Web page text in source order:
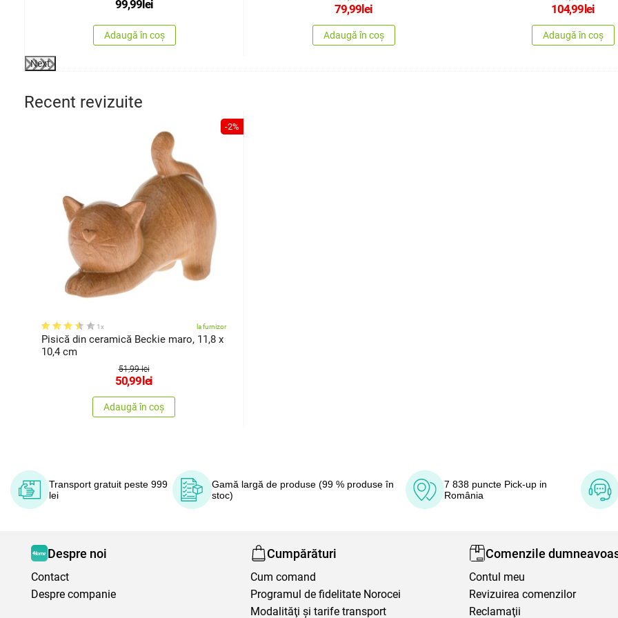
99,99lei
Adaugă în coș
79,99lei
Adaugă în coș
104,99lei
Adaugă în coș
Next
Recent revizuite
-2%
1x la furnizor
Pisică din ceramică Beckie maro, 11,8 x
10,4 cm
51,99 lei
50,99lei
Adaugă în coș
Transport gratuit peste 999
lei
Gamă largă de produse (99 % produse în
stoc)
7 838 puncte Pick-up in
România
Despre noi
Contact
Despre companie
Cumpărături
Cum comand
Programul de fidelitate Norocei
Modalităţi şi tarife transport
Comenzile
Contul meu
Revizuirea comenzilor
Reclamaţii